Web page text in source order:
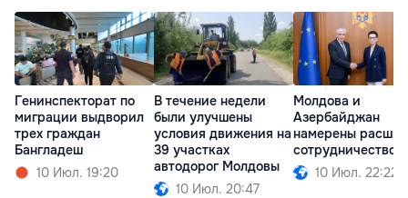
Генинспекторат по
миграции выдворил
трех граждан
Бангладеш
10 Июл. 19:20
В течение недели
были улучшены
условия движения на
39 участках
автодорог Молдовы
10 Июл. 20:47
Молдова и
Азербайджан
намерены
сотрудничество
10 Июл. 22:22